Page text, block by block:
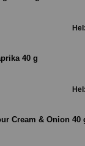
40 g
Cream & Onion 40